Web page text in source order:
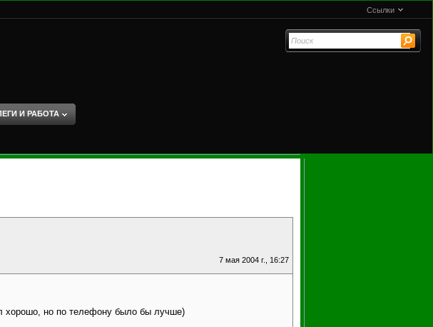
Ссылки
И РАБОТА
7 мая 2004 г., 16:27
хорошо, но по телефону было бы лучше)